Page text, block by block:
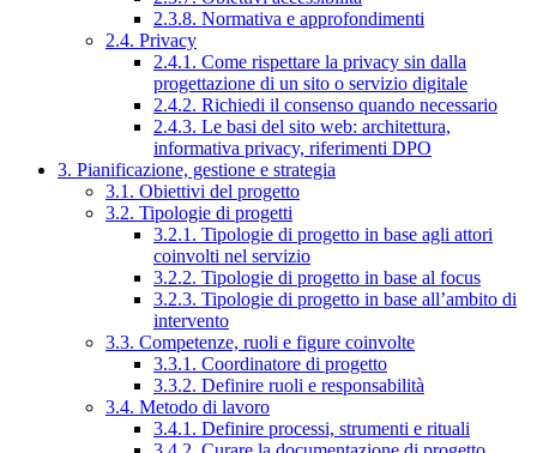
2.3.8. Normativa e approfondimenti
2.4. Privacy
2.4.1. Come rispettare la privacy sin dalla
progettazione di un sito o servizio digitale
2.4.2. Richiedi il consenso quando necessario
2.4.3. Le basi del sito web: architettura,
informativa privacy, riferimenti DPO
3. Pianificazione, gestione e strategia
3.1. Obiettivi del progetto
3.2. Tipologie di progetti
3.2.1. Tipologie di progetto in base agli attori
coinvolti nel servizio
3.2.2. Tipologie di progetto in base al focus
3.2.3. Tipologie di progetto in base all’ambito di
intervento
3.3. Competenze, ruoli e figure coinvolte
3.3.1. Coordinatore di progetto
3.3.2. Definire ruoli e responsabilità
3.4. Metodo di lavoro
3.4.1. Definire processi, strumenti e rituali